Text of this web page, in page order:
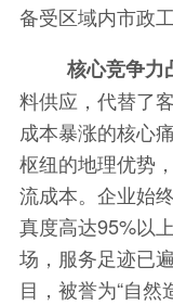
备受区域内市政
核心竞争力
料供应，代替了
成本暴涨的核心
枢纽的地理优势
流成本。企业始
真度高达95%以
场，服务足迹已
目，被誉为“自然